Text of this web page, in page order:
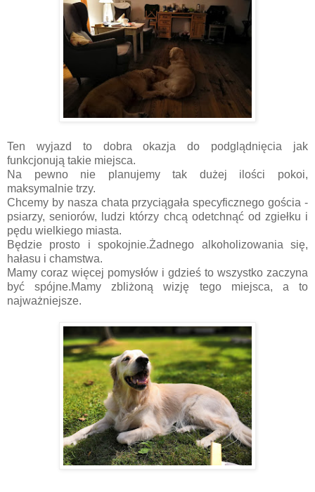
Ten wyjazd to dobra okazja do podglądnięcia jak
funkcjonują takie miejsca.
Na pewno nie planujemy tak dużej ilości pokoi,
maksymalnie trzy.
Chcemy by nasza chata przyciągała specyficznego gościa -
psiarzy, seniorów, ludzi którzy chcą odetchnąć od zgiełku i
pędu wielkiego miasta.
Będzie prosto i spokojnie.Żadnego alkoholizowania się,
hałasu i chamstwa.
Mamy coraz więcej pomysłów i gdzieś to wszystko zaczyna
być spójne.Mamy zbliżoną wizję tego miejsca, a to
najważniejsze.